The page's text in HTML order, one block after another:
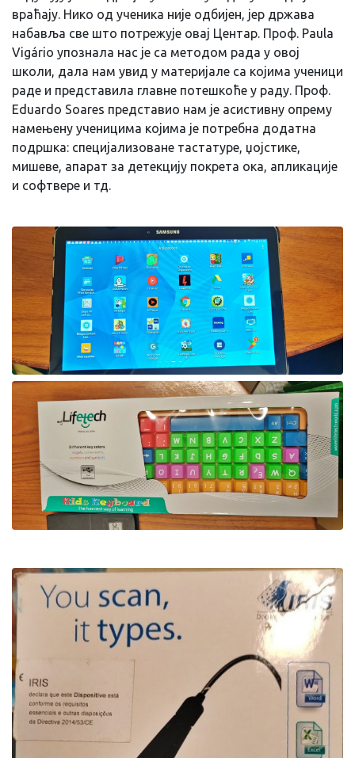
враћају. Нико од ученика није одбијен, јер држава
набавља све што потрежује овај Центар. Проф. Paula
Vigário упознала нас је са методом рада у овој
школи, дала нам увид у материјале са којима ученици
раде и представила главне потешкоће у раду. Проф.
Eduardo Soares представио нам је асистивну опрему
намењену ученицима којима је потребна додатна
подршка: специјализоване тастатуре, џојстике,
мишеве, апарат за детекцију покрета ока, апликације
и софтвере и тд.